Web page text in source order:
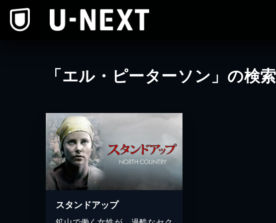
「エル・ピーターソン」の検
スタンドアップ